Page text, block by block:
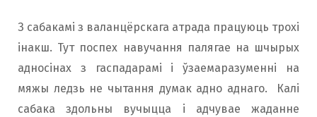
З сабакамі з валанцёрскага атрада працуюць трохі
інакш. Тут поспех навучання палягае на шчырых
адносінах з гаспадарамі і ўзаемаразуменні на
мяжы ледзь не чытання думак адно аднаго. Калі
сабака здольны вучыцца і адчувае жаданне